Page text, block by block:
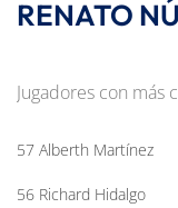
RENATO
Jugadores con más
57 Alberth Martínez
56 Richard Hidalgo